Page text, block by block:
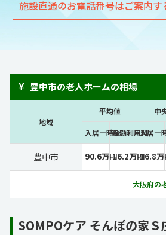
施設直通のお電話番号はご案内
¥ 豊中市の老人ホームの相場
地域
平均値 中
入居一時金月額利用料入居一
豊中市 90.6万円16.2万円16.8万
大阪府の
SOMPOケア そんぽの家